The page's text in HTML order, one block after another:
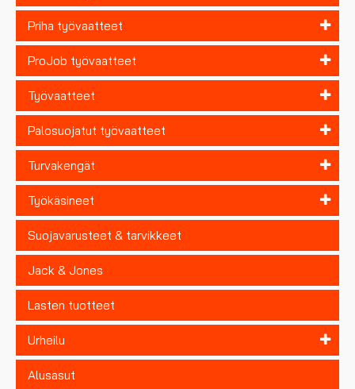
Priha työvaatteet
ProJob työvaatteet
Työvaatteet
Palosuojatut työvaatteet
Turvakengät
Työkäsineet
Suojavarusteet & tarvikkeet
Jack & Jones
Lasten tuotteet
Urheilu
Alusasut